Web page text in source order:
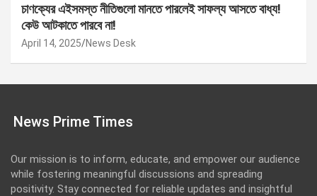
চাণক্যের এইসমস্ত নীতিগুলো মানতে পারলেই সাফল্য আসতে বাধ্য!
কেউ আটকাতে পারবে না!
April 14, 2025 News Desk
News Prime Times
Our mission is to inform, educate, and empower our audience
while fostering meaningful discussions and spreading
positivity. Stay connected for reliable updates and insightful